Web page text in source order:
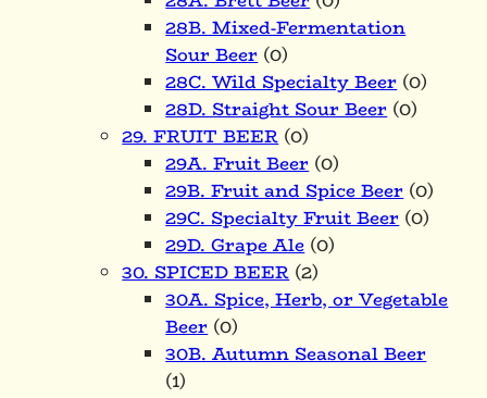
28B. Mixed-Fermentation
Sour Beer(0)
28C. Wild Specialty Beer(0)
28D. Straight Sour Beer(0)
29. FRUIT BEER(0)
29A. Fruit Beer(0)
29B. Fruit and Spice Beer(0)
29C. Specialty Fruit Beer(0)
29D. Grape Ale(0)
30. SPICED BEER(2)
30A. Spice, Herb, or Vegetable
Beer(0)
30B. Autumn Seasonal Beer
(1)